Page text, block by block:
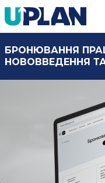
БРОНЮВАННЯ
НОВОВВЕДЕННЯ